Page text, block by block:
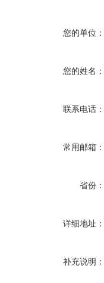
您的单位：
您的姓名：
联系电话：
常用邮箱：
省份：
详细地址：
补充说明：